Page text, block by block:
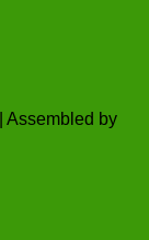
| Assembled by